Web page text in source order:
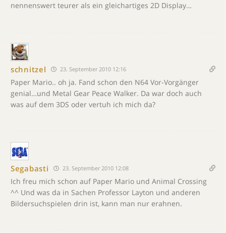
nennenswert teurer als ein gleichartiges 2D Display…
schnitzel 23. September 2010 12:16
Paper Mario.. oh ja. Fand schon den N64 Vor-Vorgänger
genial…und Metal Gear Peace Walker. Da war doch auch
was auf dem 3DS oder vertuh ich mich da?
Segabasti 23. September 2010 12:08
Ich freu mich schon auf Paper Mario und Animal Crossing
^^ Und was da in Sachen Professor Layton und anderen
Bildersuchspielen drin ist, kann man nur erahnen.